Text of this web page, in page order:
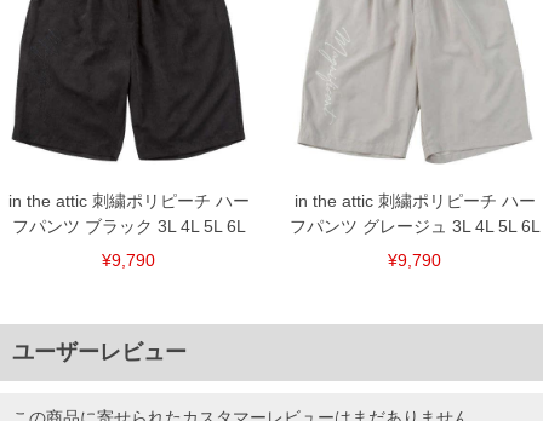
in the attic 刺繍ポリピーチ ハー
フパンツ ブラック 3L 4L 5L 6L
¥9,790
in the attic 刺繍ポリピーチ ハー
フパンツ グレージュ 3L 4L 5L 6L
¥9,790
ユーザーレビュー